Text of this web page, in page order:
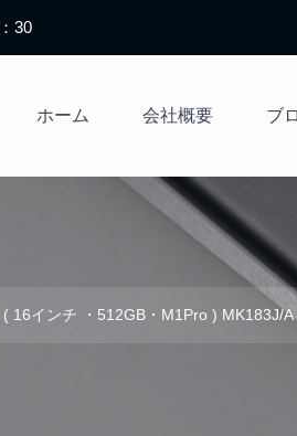
30
ホーム 会社概要 ブ
16インチ ・512GB・M1Pro ) MK183J/